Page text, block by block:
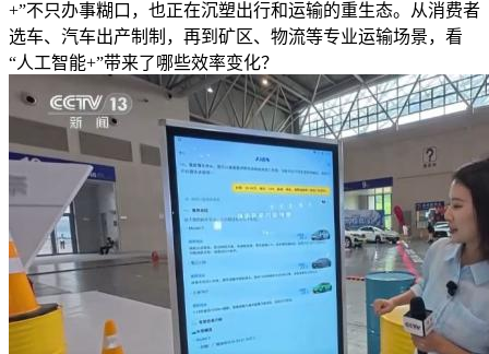
+”不只办事糊口，也正在沉塑出行和运输的重生态。从消费者
选车、汽车出产制制，再到矿区、物流等专业运输场景，看
“人工智能+”带来了哪些效率变化？